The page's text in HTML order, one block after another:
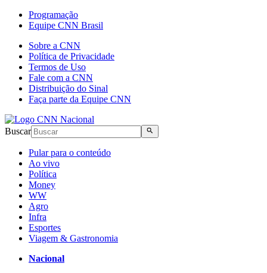
Programação
Equipe CNN Brasil
Sobre a CNN
Política de Privacidade
Termos de Uso
Fale com a CNN
Distribuição do Sinal
Faça parte da Equipe CNN
Buscar
Pular para o conteúdo
Ao vivo
Política
Money
WW
Agro
Infra
Esportes
Viagem & Gastronomia
Nacional